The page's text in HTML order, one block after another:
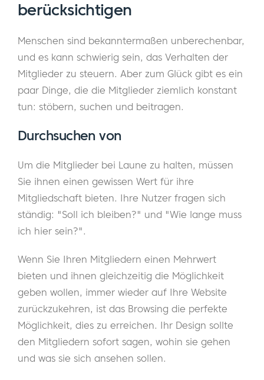
berücksichtigen
Menschen sind bekanntermaßen unberechenbar,
und es kann schwierig sein, das Verhalten der
Mitglieder zu steuern. Aber zum Glück gibt es ein
paar Dinge, die die Mitglieder ziemlich konstant
tun: stöbern, suchen und beitragen.
Durchsuchen von
Um die Mitglieder bei Laune zu halten, müssen
Sie ihnen einen gewissen Wert für ihre
Mitgliedschaft bieten. Ihre Nutzer fragen sich
ständig: "Soll ich bleiben?" und "Wie lange muss
ich hier sein?".
Wenn Sie Ihren Mitgliedern einen Mehrwert
bieten und ihnen gleichzeitig die Möglichkeit
geben wollen, immer wieder auf Ihre Website
zurückzukehren, ist das Browsing die perfekte
Möglichkeit, dies zu erreichen. Ihr Design sollte
den Mitgliedern sofort sagen, wohin sie gehen
und was sie sich ansehen sollen.